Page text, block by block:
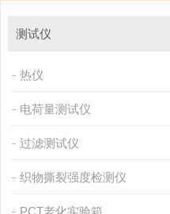
测试仪
热仪
电荷量测试仪
过滤测试仪
织物撕裂强度检测仪
PCT老化实验箱